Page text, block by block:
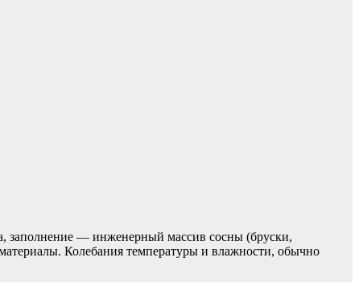
заполнение — инженерный массив сосны (бруски,
Колебания температуры и влажности, обычно